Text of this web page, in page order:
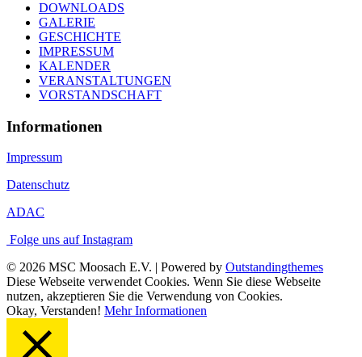
DOWNLOADS
GALERIE
GESCHICHTE
IMPRESSUM
KALENDER
VERANSTALTUNGEN
VORSTANDSCHAFT
Informationen
Impressum
Datenschutz
ADAC
Folge uns auf Instagram
© 2026 MSC Moosach E.V. | Powered by Outstandingthemes
Diese Webseite verwendet Cookies. Wenn Sie diese Webseite
nutzen, akzeptieren Sie die Verwendung von Cookies.
Okay, Verstanden! Mehr Informationen